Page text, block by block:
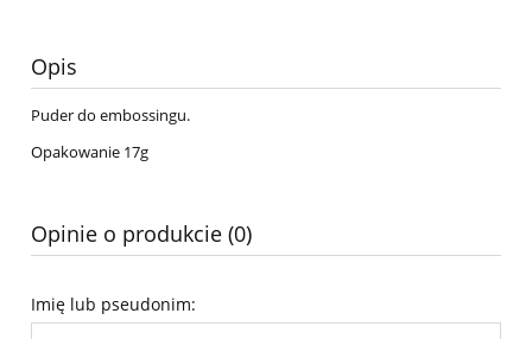
Opis
Puder do embossingu.
Opakowanie 17g
Opinie o produkcie (0)
Imię lub pseudonim: